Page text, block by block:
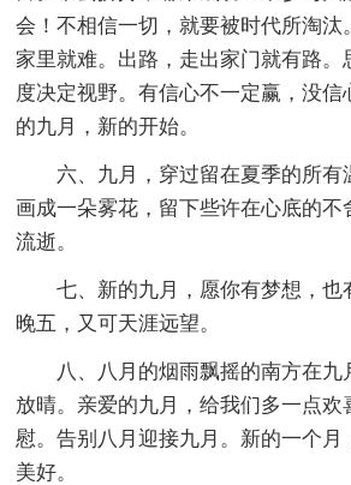
会！不相信一切，就要被时代所淘汰
家里就难。出路，走出家门就有路。
度决定视野。有信心不一定赢，没信
的九月，新的开始。
六、九月，穿过留在夏季的所有
画成一朵雾花，留下些许在心底的不
流逝。
七、新的九月，愿你有梦想，也
晚五，又可天涯远望。
八、八月的烟雨飘摇的南方在九
放晴。亲爱的九月，给我们多一点欢
慰。告别八月迎接九月。新的一个月
美好。